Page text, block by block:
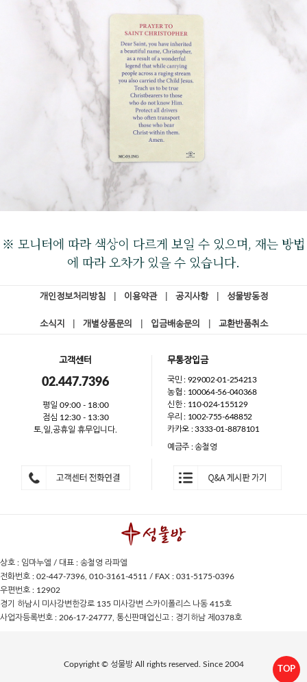
TOP
※ 모니터에 따라 색상이 다르게 보일 수 있으며, 재는 방법
에 따라 오차가 있을 수 있습니다.
개인정보처리방침 이용약관 공지사항 성물방동정
소식지 개별상품문의 입금배송문의 교환반품취소
고객센터
02.447.7396
평일 09:00 - 18:00
점심 12:30 - 13:30
토,일,공휴일 휴무입니다.
무통장입금
국민 : 929002-01-254213
농협 : 100064-56-040368
신한 : 110-024-155129
우리 : 1002-755-648852
카카오 : 3333-01-8878101
예금주 : 송철영
상호 : 임마누엘 / 대표 : 송철영 라파엘
전화번호 : 02-447-7396, 010-3161-4511 / FAX : 031-5175-0396
우편번호 : 12902
경기 하남시 미사강변한강로 135 미사강변 스카이폴리스 나동 415호
사업자등록번호 : 206-17-24777, 통신판매업신고 : 경기하남 제0378호
Copyright © 성물방 All rights reserved. Since 2004